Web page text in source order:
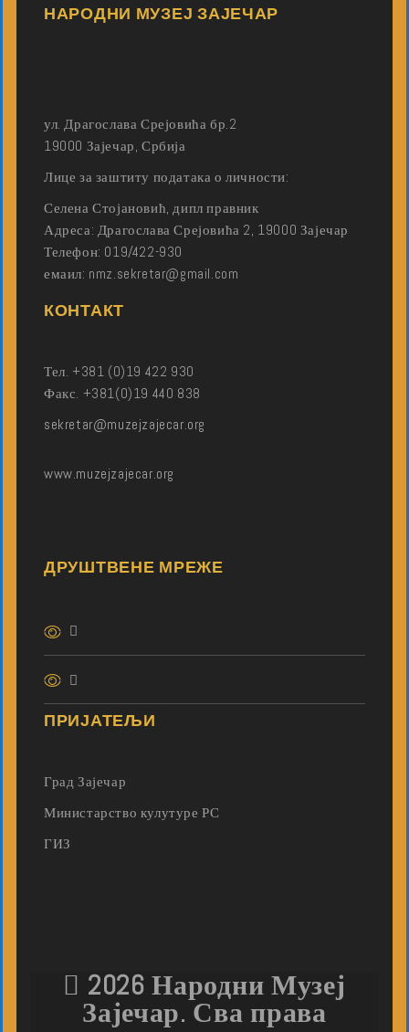
НАРОДНИ МУЗЕЈ ЗАЈЕЧАР
ул. Драгослава Срејовића бр.2
19000 Зајечар, Србија
Лице за заштиту података о личности:
Селена Стојановић, дипл правник
Адреса: Драгослава Срејовића 2, 19000 Зајечар
Телефон: 019/422-930
емаил: nmz.sekretar@gmail.com
КОНТАКТ
Тел. +381 (0)19 422 930
Факс. +381(0)19 440 838
sekretar@muzejzajecar.org
www.muzejzajecar.org
ДРУШТВЕНЕ МРЕЖЕ
ПРИЈАТЕЉИ
Град Зајечар
Министарство кулутуре РС
ГИЗ
2026 Народни Музеј
Зајечар. Сва права